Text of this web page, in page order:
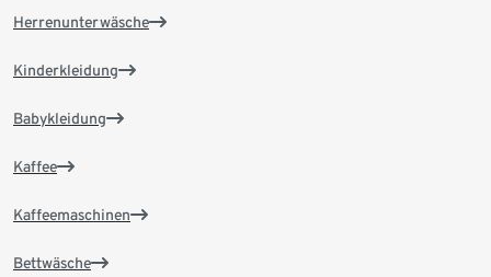
Herrenunterwäsche
Kinderkleidung
Babykleidung
Kaffee
Kaffeemaschinen
Bettwäsche